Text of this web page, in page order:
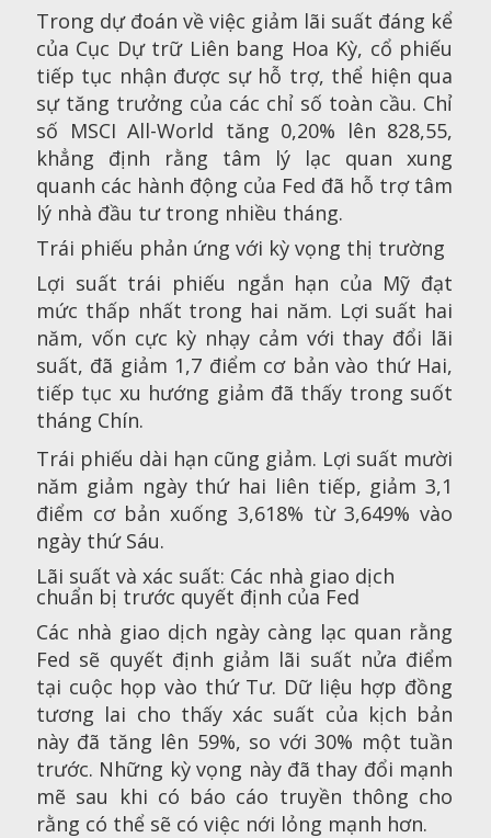
Trong dự đoán về việc giảm lãi suất đáng kể
của Cục Dự trữ Liên bang Hoa Kỳ, cổ phiếu
tiếp tục nhận được sự hỗ trợ, thể hiện qua
sự tăng trưởng của các chỉ số toàn cầu. Chỉ
số MSCI All-World tăng 0,20% lên 828,55,
khẳng định rằng tâm lý lạc quan xung
quanh các hành động của Fed đã hỗ trợ tâm
lý nhà đầu tư trong nhiều tháng.
Trái phiếu phản ứng với kỳ vọng thị trường
Lợi suất trái phiếu ngắn hạn của Mỹ đạt
mức thấp nhất trong hai năm. Lợi suất hai
năm, vốn cực kỳ nhạy cảm với thay đổi lãi
suất, đã giảm 1,7 điểm cơ bản vào thứ Hai,
tiếp tục xu hướng giảm đã thấy trong suốt
tháng Chín.
Trái phiếu dài hạn cũng giảm. Lợi suất mười
năm giảm ngày thứ hai liên tiếp, giảm 3,1
điểm cơ bản xuống 3,618% từ 3,649% vào
ngày thứ Sáu.
Lãi suất và xác suất: Các nhà giao dịch
chuẩn bị trước quyết định của Fed
Các nhà giao dịch ngày càng lạc quan rằng
Fed sẽ quyết định giảm lãi suất nửa điểm
tại cuộc họp vào thứ Tư. Dữ liệu hợp đồng
tương lai cho thấy xác suất của kịch bản
này đã tăng lên 59%, so với 30% một tuần
trước. Những kỳ vọng này đã thay đổi mạnh
mẽ sau khi có báo cáo truyền thông cho
rằng có thể sẽ có việc nới lỏng mạnh hơn.